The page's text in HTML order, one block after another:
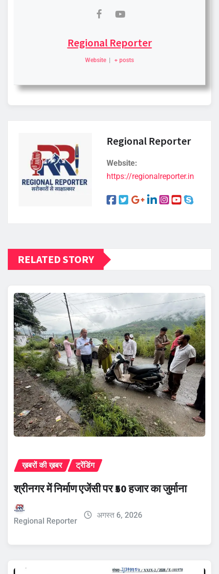
Regional Reporter
Website + posts
Regional Reporter
Website:
https://regionalreporter.in
RELATED STORY
ख़बरों की ख़बर ट्रेंडिंग
श्रीनगर में निर्माण एजेंसी पर ₹50 हजार का जुर्माना
Regional Reporter
अगस्त 6, 2026